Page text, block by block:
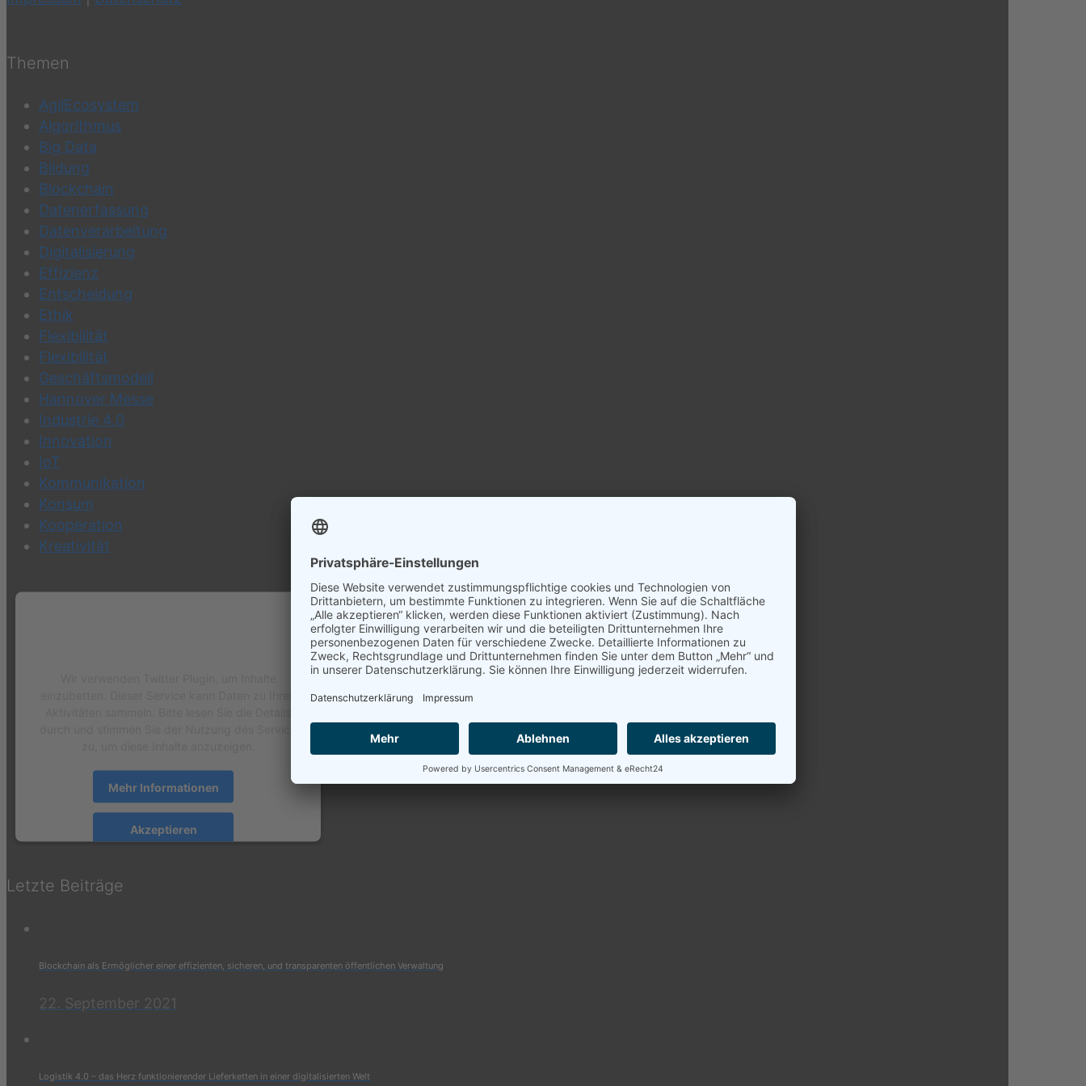
Themen
AgilEcosystem
Algorithmus
Big Data
Bildung
Blockchain
Datenerfassung
Datenverarbeitung
Digitalisierung
Effizienz
Entscheidung
Ethik
Flexibilität
Flexibilität
Geschäftsmodell
Hannover Messe
Industrie 4.0
Innovation
IoT
Kommunikation
Konsum
Kooperation
Kreativität
Mehr Informationen
Akzeptieren
Letzte Beiträge
Blockchain als Ermöglicher einer effizienten, sicheren, und transparenten öffentlichen Verwaltung
22. September 2021
Logistik 4.0 – das Herz funktionierender Lieferketten in einer digitalisierten Welt